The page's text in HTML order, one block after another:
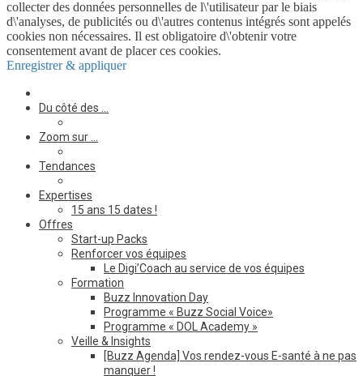
collecter des données personnelles de l\'utilisateur par le biais
d\'analyses, de publicités ou d\'autres contenus intégrés sont appelés
cookies non nécessaires. Il est obligatoire d\'obtenir votre
consentement avant de placer ces cookies.
Enregistrer & appliquer
Du côté des …
Zoom sur …
Tendances
Expertises
15 ans 15 dates !
Offres
Start-up Packs
Renforcer vos équipes
Le Digi’Coach au service de vos équipes
Formation
Buzz Innovation Day
Programme « Buzz Social Voice»
Programme « DOL Academy »
Veille & Insights
[Buzz Agenda] Vos rendez-vous E-santé à ne pas
manquer !